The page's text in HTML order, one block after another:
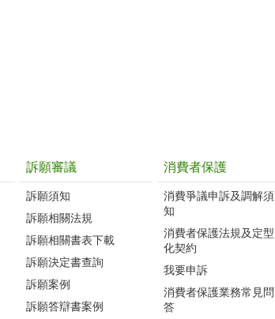
訴願審議
訴願須知
訴願相關法規
訴願相關書表下載
訴願決定書查詢
訴願案例
訴願答辯書案例
消費者保護
消費爭議申訴及調解須
知
消費者保護法規及定型
化契約
我要申訴
消費者保護業務常見問
答